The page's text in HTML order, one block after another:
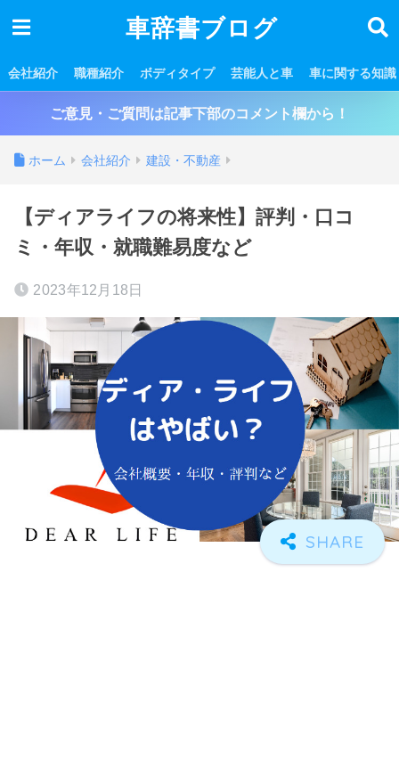
車辞書ブログ
会社紹介 職種紹介 ボディタイプ 芸能人と車 車に関する知識
ご意見・ご質問は記事下部のコメント欄から！
ホーム 会社紹介 建設・不動産
【ディアライフの将来性】評判・口コ
ミ・年収・就職難易度など
2023年12月18日